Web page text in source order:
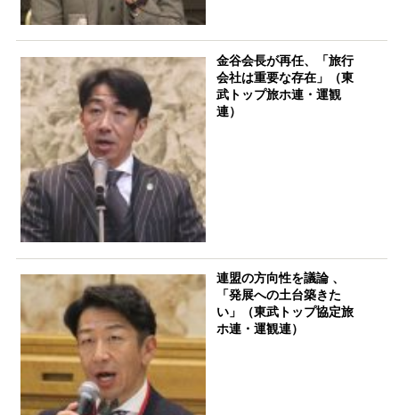
金谷会長が再任、「旅行
会社は重要な存在」（東
武トップ旅ホ連・運観
連）
連盟の方向性を議論 、
「発展への土台築きた
い」（東武トップ協定旅
ホ連・運観連）